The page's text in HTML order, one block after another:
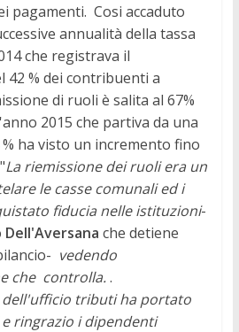
pagamenti. Cosi accaduto
annualità della tassa
che registrava il
42 % dei contribuenti a
di ruoli è salita al 67%
2015 che partiva da una
ha visto un incremento fino
La riemissione dei ruoli era un
le casse comunali ed i
fiducia nelle istituzioni-
Dell'Aversana che detiene
vedendo
che controlla..
tributi ha portato
ringrazio i dipendenti